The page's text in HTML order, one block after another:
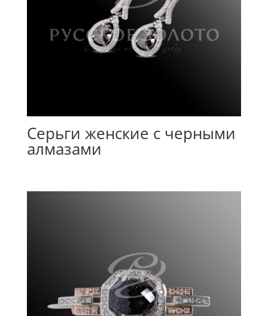
Серьги женские с черными
алмазами